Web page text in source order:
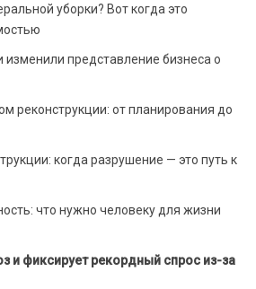
уборки? Вот когда это
изменили представление бизнеса о
реконструкции: от планирования до
когда разрушение — это путь к
что нужно человеку для жизни
и фиксирует рекордный спрос из-за